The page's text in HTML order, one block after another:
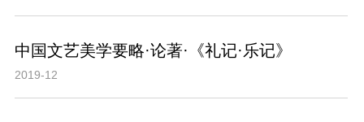
中国文艺美学要略·论著·《礼记·乐记》
2019-12